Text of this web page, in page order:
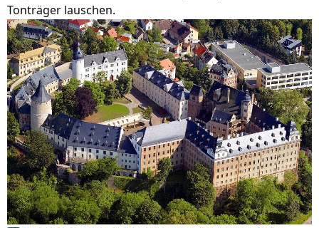
Tonträger lauschen.